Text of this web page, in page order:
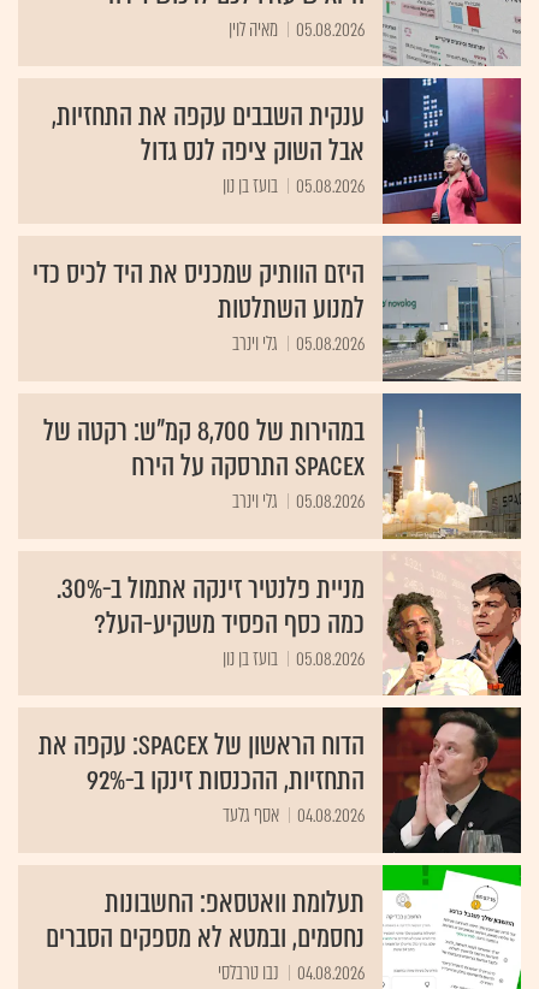
05.08.2026 מאיה לוין
ענקית השבבים עקפה את התחזיות,
אבל השוק ציפה לנס גדול
05.08.2026 בועז בן נון
היזם הוותיק שמכניס את היד לכיס כדי
למנוע השתלטות
05.08.2026 גלי וינרב
במהירות של 8,700 קמ"ש: רקטה של
SpaceX התרסקה על הירח
05.08.2026 גלי וינרב
מניית פלנטיר זינקה אתמול ב-30%.
כמה כסף הפסיד משקיע-העל?
05.08.2026 בועז בן נון
הדוח הראשון של SpaceX: עקפה את
התחזיות, ההכנסות זינקו ב-92%
04.08.2026 אסף גלעד
תעלומת וואטסאפ: החשבונות
נחסמים, ובמטא לא מספקים הסברים
04.08.2026 נבו טרבלסי